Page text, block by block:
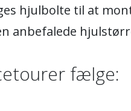
hjulbolte til at
anbefalede
fælge: